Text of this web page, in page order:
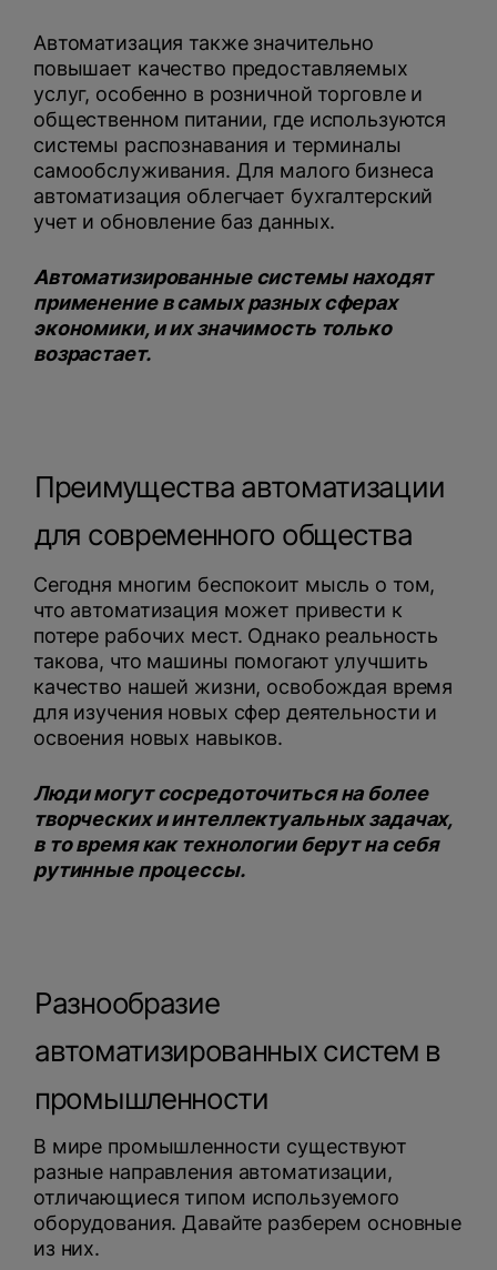
Автоматизация также значительно
повышает качество предоставляемых
услуг, особенно в розничной торговле и
общественном питании, где используются
системы распознавания и терминалы
самообслуживания. Для малого бизнеса
автоматизация облегчает бухгалтерский
учет и обновление баз данных.
Автоматизированные системы находят
применение в самых разных сферах
экономики, и их значимость только
возрастает.
Преимущества автоматизации
для современного общества
Сегодня многим беспокоит мысль о том,
что автоматизация может привести к
потере рабочих мест. Однако реальность
такова, что машины помогают улучшить
качество нашей жизни, освобождая время
для изучения новых сфер деятельности и
освоения новых навыков.
Люди могут сосредоточиться на более
творческих и интеллектуальных задачах,
в то время как технологии берут на себя
рутинные процессы.
Разнообразие
автоматизированных систем в
промышленности
В мире промышленности существуют
разные направления автоматизации,
отличающиеся типом используемого
оборудования. Давайте разберем основные
из них.